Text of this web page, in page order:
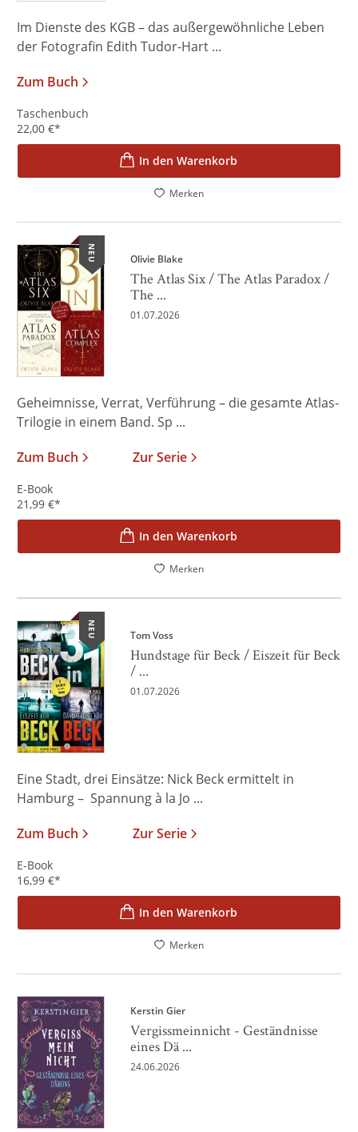
Im Dienste des KGB – das außergewöhnliche Leben
der Fotografin Edith Tudor-Hart ...
Zum Buch
Taschenbuch
22,00 €*
In den Warenkorb
Merken
NEU Olivie Blake
The Atlas Six / The Atlas Paradox /
The ...
01.07.2026
Geheimnisse, Verrat, Verführung – die gesamte Atlas-
Trilogie in einem Band. Sp ...
Zum Buch
Zur Serie
E-Book
21,99 €*
In den Warenkorb
Merken
NEU Tom Voss
Hundstage für Beck / Eiszeit für Beck
/ ...
01.07.2026
Eine Stadt, drei Einsätze: Nick Beck ermittelt in
Hamburg – Spannung à la Jo ...
Zum Buch
Zur Serie
E-Book
16,99 €*
In den Warenkorb
Merken
Kerstin Gier
Vergissmeinnicht - Geständnisse
eines Dä ...
24.06.2026